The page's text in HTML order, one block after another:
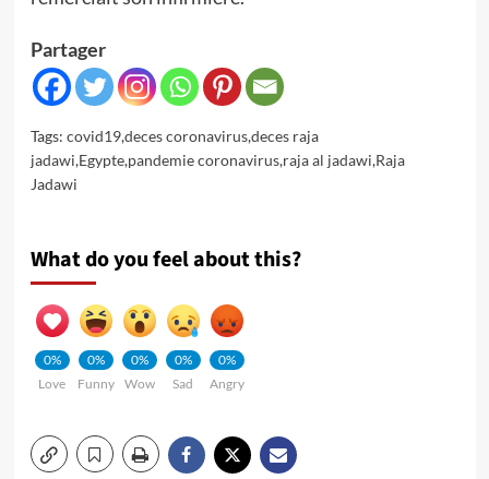
Partager
Tags: covid19,deces coronavirus,deces raja
jadawi,Egypte,pandemie coronavirus,raja al jadawi,Raja
Jadawi
What do you feel about this?
0%
Love
0%
Funny
0%
Wow
0%
Sad
0%
Angry